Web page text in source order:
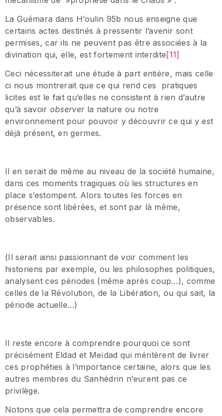
La Guémara dans H’oulin 95b nous enseigne que
certains actes destinés à pressentir l’avenir sont
permises, car ils ne peuvent pas être associées à la
divination qui, elle, est fortement interdite[11]
Ceci nécessiterait une étude à part entière, mais celle
ci nous montrerait que ce qui rend ces pratiques
licites est le fait qu’elles ne consistent à rien d’autre
qu’à savoir observer la nature ou notre
environnement pour pouvoir y découvrir ce qui y est
déjà présent, en germes.
Il en serait de même au niveau de la société humaine,
dans ces moments tragiques où les structures en
place s’estompent. Alors toutes les forces en
présence sont libérées, et sont par là même,
observables.
(Il serait ainsi passionnant de voir comment les
historiens par exemple, ou les philosophes politiques,
analysent ces périodes (même après coup…), comme
celles de la Révolution, de la Libération, ou qui sait, la
période actuelle…)
Il reste encore à comprendre pourquoi ce sont
précisément Eldad et Meïdad qui méritèrent de livrer
ces prophéties à l’importance certaine, alors que les
autres membres du Sanhédrin n’eurent pas ce
privilège.
Notons que cela permettra de comprendre encore